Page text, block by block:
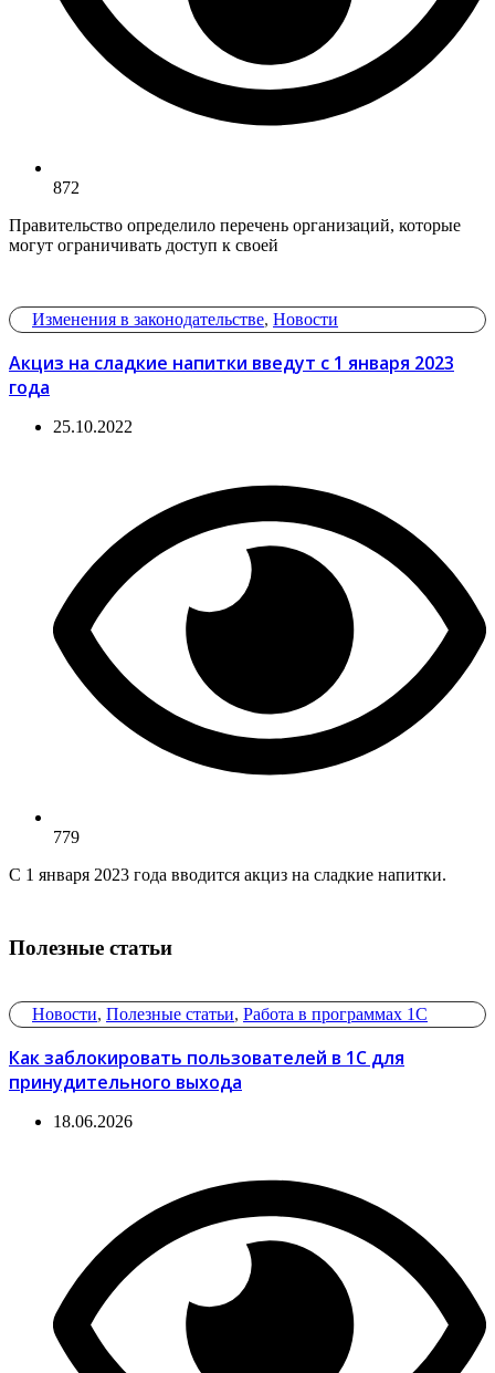
872
Правительство определило перечень организаций, которые
могут ограничивать доступ к своей
Изменения в законодательстве, Новости
Акциз на сладкие напитки введут с 1 января 2023
года
25.10.2022
779
С 1 января 2023 года вводится акциз на сладкие напитки.
Полезные статьи
Новости, Полезные статьи, Работа в программах 1С
Как заблокировать пользователей в 1С для
принудительного выхода
18.06.2026